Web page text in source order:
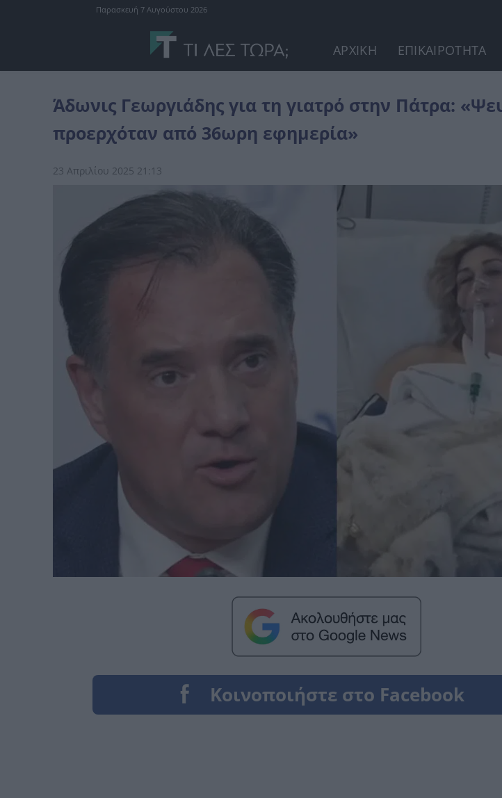
Παρασκευή 7 Αυγούστου 2026
ΑΡΧΙΚΗ ΕΠΙΚΑΙΡΟΤΗΤΑ
Άδωνις Γεωργιάδης για τη γιατρό στην Πάτρα:
προερχόταν από 36ωρη εφημερία»
23 Απριλίου 2025 21:13